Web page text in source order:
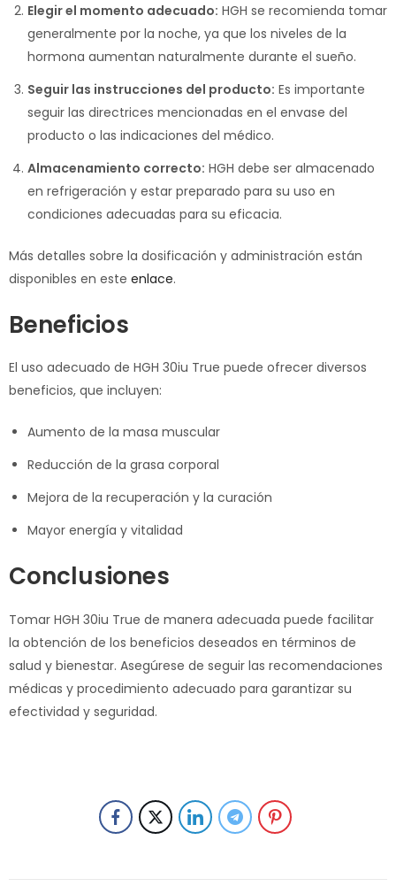
Elegir el momento adecuado: HGH se recomienda tomar
generalmente por la noche, ya que los niveles de la
hormona aumentan naturalmente durante el sueño.
Seguir las instrucciones del producto: Es importante
seguir las directrices mencionadas en el envase del
producto o las indicaciones del médico.
Almacenamiento correcto: HGH debe ser almacenado
en refrigeración y estar preparado para su uso en
condiciones adecuadas para su eficacia.
Más detalles sobre la dosificación y administración están
disponibles en este enlace.
Beneficios
El uso adecuado de HGH 30iu True puede ofrecer diversos
beneficios, que incluyen:
Aumento de la masa muscular
Reducción de la grasa corporal
Mejora de la recuperación y la curación
Mayor energía y vitalidad
Conclusiones
Tomar HGH 30iu True de manera adecuada puede facilitar
la obtención de los beneficios deseados en términos de
salud y bienestar. Asegúrese de seguir las recomendaciones
médicas y procedimiento adecuado para garantizar su
efectividad y seguridad.